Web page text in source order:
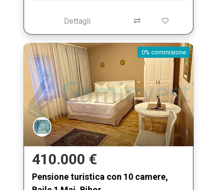
Dettagli
0% commisione
410.000 €
Pensione turistica con 10 camere,